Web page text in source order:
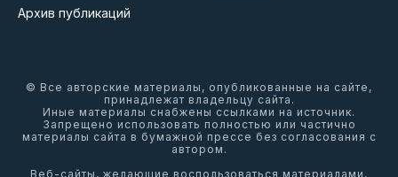
Архив публикаций
© Все авторские материалы, опубликованные на сайте,
принадлежат владельцу сайта.
Иные материалы снабжены ссылками на источник.
Запрещено использовать полностью или частично
материалы сайта в бумажной прессе без согласования с
автором.
Веб-сайты, желающие воспользоваться материалами,